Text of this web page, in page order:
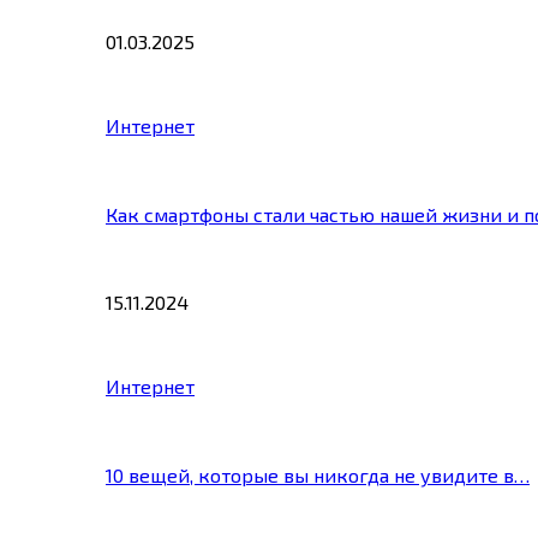
01.03.2025
Интернет
Как смартфоны стали частью нашей жизни и
15.11.2024
Интернет
10 вещей, которые вы никогда не увидите в…